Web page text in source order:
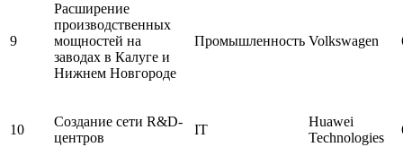
9
Расширение
производственных
мощностей на
заводах в Калуге и
Нижнем Новгороде
Промышленность Volkswagen
10
Создание сети R&D-
центров
IT
Huawei
Technologies